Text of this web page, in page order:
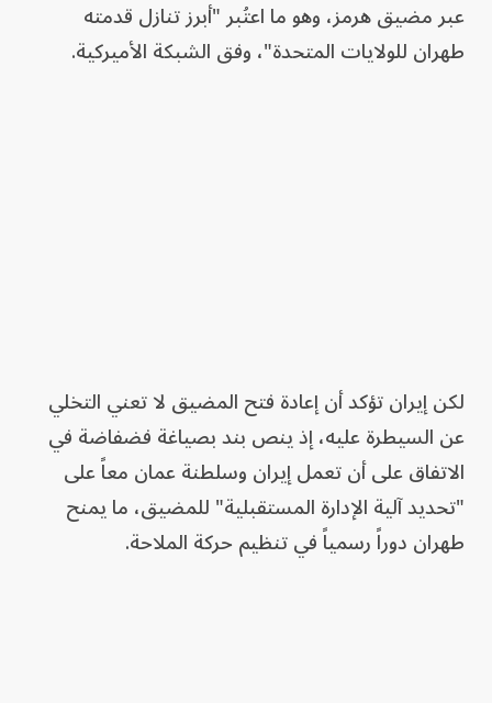
عبر مضيق هرمز، وهو ما اعتُبر "أبرز تنازل قدمته
طهران للولايات المتحدة"، وفق الشبكة الأميركية.
لكن إيران تؤكد أن إعادة فتح المضيق لا تعني التخلي
عن السيطرة عليه، إذ ينص بند بصياغة فضفاضة في
الاتفاق على أن تعمل إيران وسلطنة عمان معاً على
"تحديد آلية الإدارة المستقبلية" للمضيق، ما يمنح
طهران دوراً رسمياً في تنظيم حركة الملاحة.